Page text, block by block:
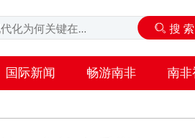
国际新闻 畅游南非 南非